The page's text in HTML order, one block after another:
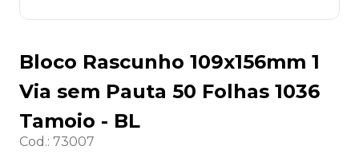
Bloco Rascunho 109x156mm 1
Via sem Pauta 50 Folhas 1036
Tamoio - BL
Cod.: 73007